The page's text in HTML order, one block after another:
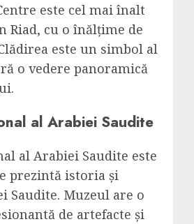
este cel mai înalt
Riad, cu o înălțime de
este un simbol al
o vedere panoramică
al Arabiei Saudite
al Arabiei Saudite este
prezintă istoria și
Saudite. Muzeul are o
de artefacte și